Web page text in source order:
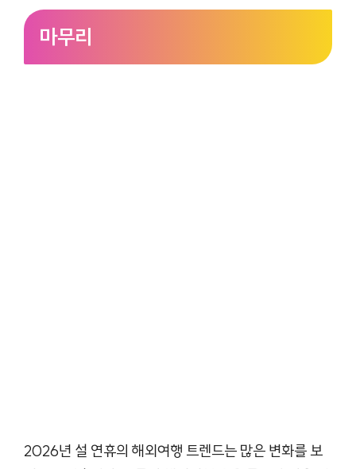
마무리
2026년 설 연휴의 해외여행 트렌드는 많은 변화를 보